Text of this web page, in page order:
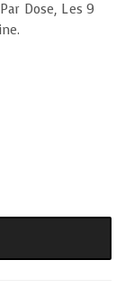
Dose, Les 9